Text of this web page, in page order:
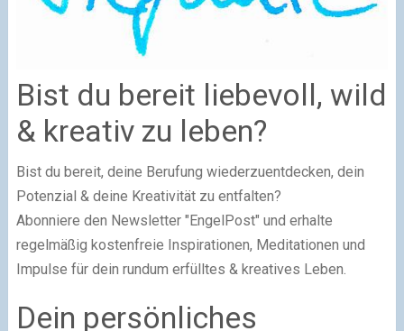
Bist du bereit liebevoll, wild
& kreativ zu leben?
Bist du bereit, deine Berufung wiederzuentdecken, dein
Potenzial & deine Kreativität zu entfalten?
Abonniere den Newsletter "EngelPost" und erhalte
regelmäßig kostenfreie Inspirationen, Meditationen und
Impulse für dein rundum erfülltes & kreatives Leben.
Dein persönliches